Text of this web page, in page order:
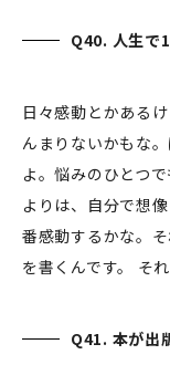
Q40. 人生で
日々感動とかある
んまりないかもな
よ。悩みのひとつ
よりは、自分で想
番感動するかな。
を書くんです。 そ
Q41. 本が出